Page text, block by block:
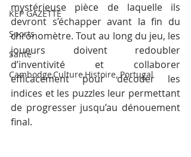
KEP GAZETTE
Sports
Santé
Cambodge,Culture,Histoire, Portugal
mystérieuse pièce de laquelle ils
devront s’échapper avant la fin du
chronomètre. Tout au long du jeu, les
joueurs doivent redoubler
d’inventivité et collaborer
efficacement pour décoder les
indices et les puzzles leur permettant
de progresser jusqu’au dénouement
final.